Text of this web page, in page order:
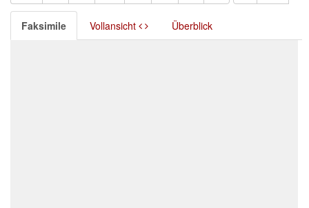
Faksimile Vollansicht Überblick